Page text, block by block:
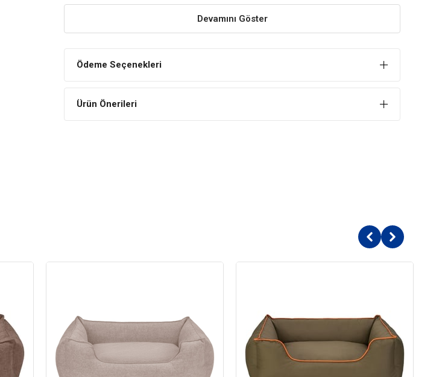
Rahat kullanılabilir
Bu ürün çamaşır makinesinde 30 derecede yıkanabilir ya da kuru temizleme
yapılabilir.
En: 22 cm.
Devamını Göster
Ödeme Seçenekleri
Ürün Önerileri